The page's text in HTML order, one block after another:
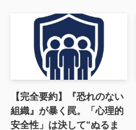
【完全要約】『恐れのない
組織』が暴く罠。「心理的
安全性」は決して“ぬるま